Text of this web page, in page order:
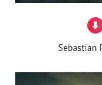
Sebastian